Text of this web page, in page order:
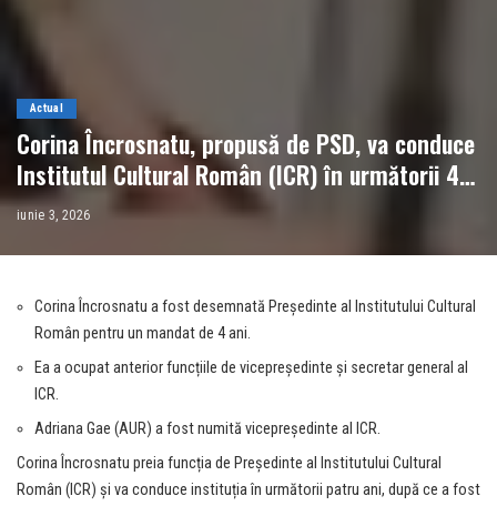
Actual
Corina Încrosnatu, propusă de PSD, va conduce
Institutul Cultural Român (ICR) în următorii 4
ani
iunie 3, 2026
Corina Încrosnatu a fost desemnată Președinte al Institutului Cultural
Român pentru un mandat de 4 ani.
Ea a ocupat anterior funcțiile de vicepreședinte și secretar general al
ICR.
Adriana Gae (AUR) a fost numită vicepreședinte al ICR.
Corina Încrosnatu preia funcția de Președinte al Institutului Cultural
Român (ICR) și va conduce instituția în următorii patru ani, după ce a fost